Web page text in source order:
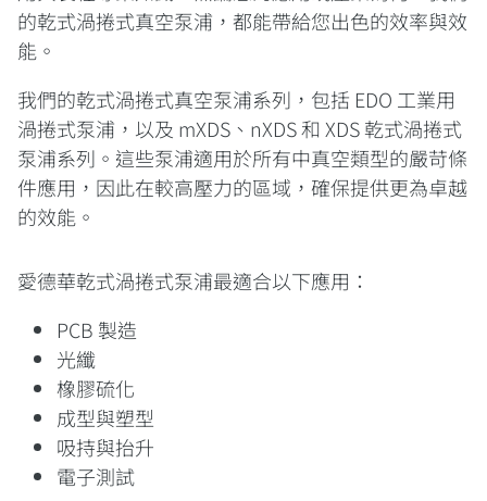
的乾式渦捲式真空泵浦，都能帶給您出色的效率與效
能。
我們的乾式渦捲式真空泵浦系列，包括 EDO 工業用
渦捲式泵浦，以及 mXDS、nXDS 和 XDS 乾式渦捲式
泵浦系列。這些泵浦適用於所有中真空類型的嚴苛條
件應用，因此在較高壓力的區域，確保提供更為卓越
的效能。
愛德華乾式渦捲式泵浦最適合以下應用：
PCB 製造
光纖
橡膠硫化
成型與塑型
吸持與抬升
電子測試